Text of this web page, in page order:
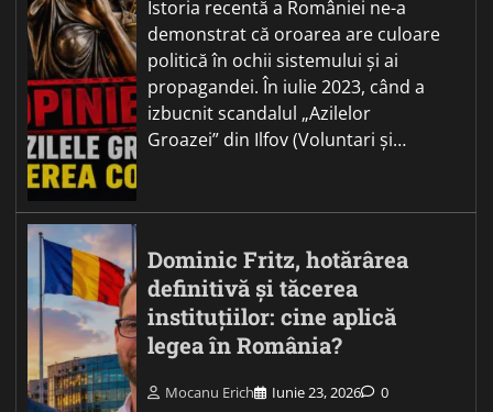
Istoria recentă a României ne-a
demonstrat că oroarea are culoare
politică în ochii sistemului și ai
propagandei. În iulie 2023, când a
izbucnit scandalul „Azilelor
Groazei” din Ilfov (Voluntari și…
Dominic Fritz, hotărârea
definitivă și tăcerea
instituțiilor: cine aplică
legea în România?
Mocanu Erich Iunie 23, 2026 0